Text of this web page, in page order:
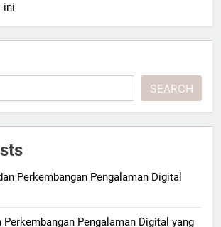
ini
SEARCH
Perkembangan Pengalaman Digital
Perkembangan Pengalaman Digital yang